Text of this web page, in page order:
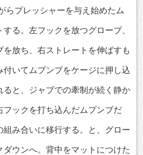
らプレッシャーを与え始めたム
る。左フックを放つグローブ、
放ち、右ストレートを伸ばすも
いてムプンブをケージに押し込
と、ジャブでの牽制が続く静か
ックを打ち込んだムプンブだ
み合いに移行する。と、グロー
ウンへ。背中をマットにつけた